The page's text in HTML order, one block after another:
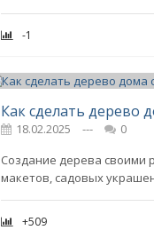
-1
Как сделать дерево
18.02.2025 ---
0
Создание дерева своими
макетов, садовых
+509